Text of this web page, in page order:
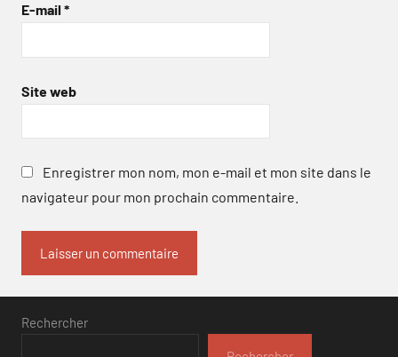
E-mail *
Site web
Enregistrer mon nom, mon e-mail et mon site dans le
navigateur pour mon prochain commentaire.
Rechercher